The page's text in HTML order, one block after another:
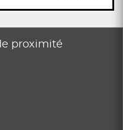
proximité